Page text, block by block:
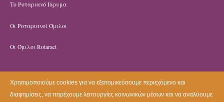
Το Ροταριανό Ίδρυμα
Οι Ροταριανοί Όμιλοι
Οι Όμιλοι Rotaract
Χρησιμοποιούμε cookies για να εξατομικεύσουμε περιεχόμενο και
διαφημίσεις, να παρέχουμε λειτουργίες κοινωνικών μέσων και να αναλύουμε